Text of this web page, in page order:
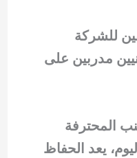
للشركة
مدربين على
المحترفة
يعد الحفاظ